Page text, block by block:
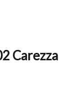
Carezza